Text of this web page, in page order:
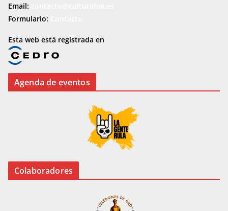
Email:
Formulario:
Esta web está registrada en
Agenda de eventos
Colaboradores